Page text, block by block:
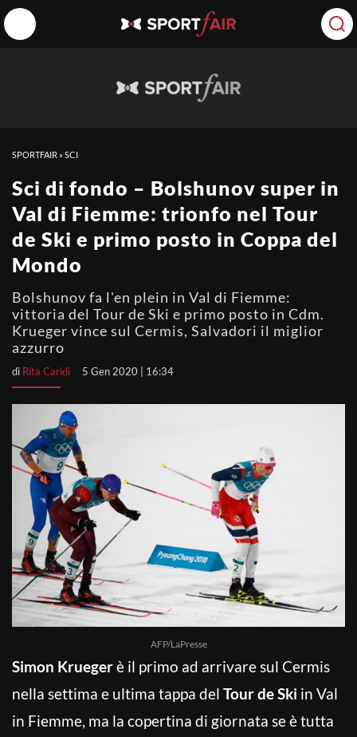
SPORTFAIR »SCI
Sci di fondo – Bolshunov super in
Val di Fiemme: trionfo nel Tour
de Ski e primo posto in Coppa del
Mondo
Bolshunov fa l'en plein in Val di Fiemme:
vittoria del Tour de Ski e primo posto in Cdm.
Krueger vince sul Cermis, Salvadori il miglior
azzurro
di Rita Caridi 5 Gen 2020 | 16:34
AFP/LaPresse
Simon Kruegerè il primo ad arrivare sul Cermis
nella settima e ultima tappa del Tour de Ski in Val
in Fiemme, ma la copertina di giornata se è tutta